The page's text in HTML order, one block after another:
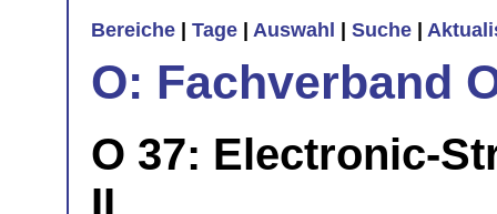
Bereiche Tage Auswahl Suche
O: Fachverband
O 37: Electronic-
II